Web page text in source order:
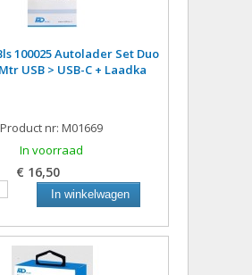
100025 Autolader Set Duo
USB > USB-C + Laadka
Product nr: M01669
In voorraad
€ 16,50
In winkelwagen